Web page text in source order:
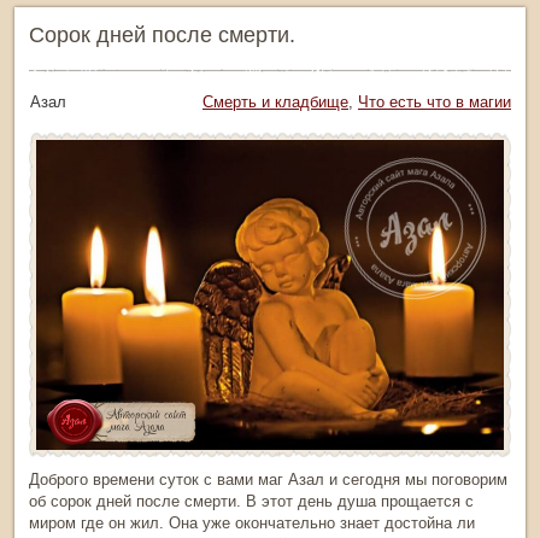
Сорок дней после смерти.
Азал Смерть и кладбище, Что есть что в магии
Доброго времени суток с вами маг Азал и сегодня мы поговорим
об сорок дней после смерти. В этот день душа прощается с
миром где он жил. Она уже окончательно знает достойна ли